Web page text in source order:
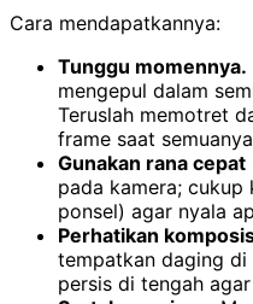
Cara mendapatkannya:
Tunggu momennya.
mengepul dalam
Teruslah memotret
frame saat
Gunakan rana cepat
pada kamera;
ponsel) agar nyala
Perhatikan
tempatkan daging
persis di tengah